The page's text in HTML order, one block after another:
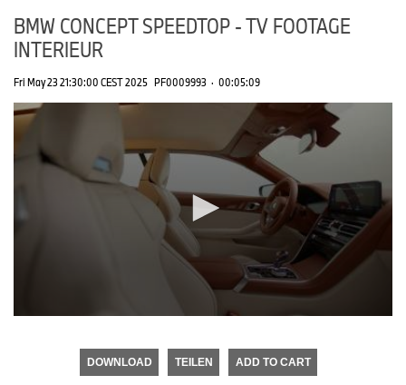
BMW CONCEPT SPEEDTOP - TV FOOTAGE
INTERIEUR
Fri May 23 21:30:00 CEST 2025 PF0009993 · 00:05:09
DOWNLOAD TEILEN ADD TO CART